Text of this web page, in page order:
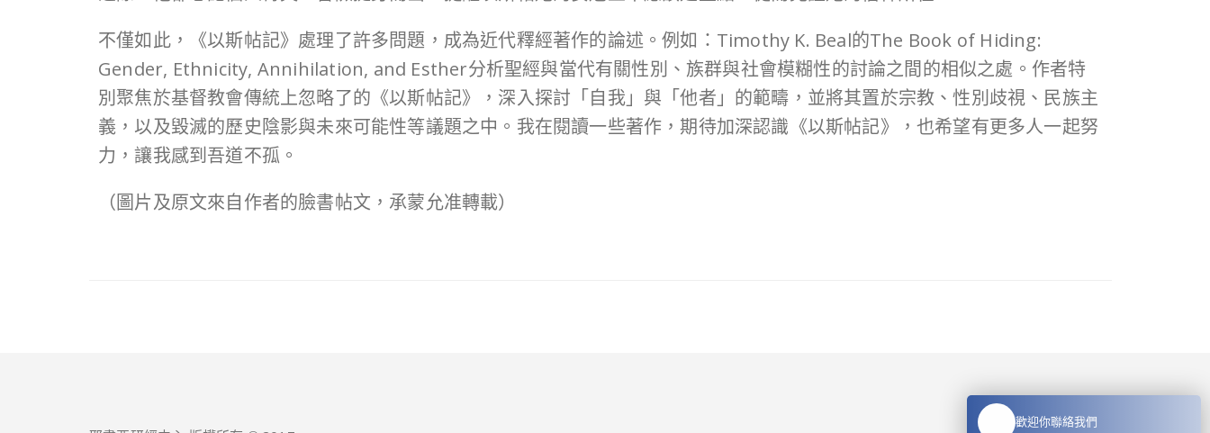
不僅如此，《以斯帖記》處理了許多問題，成為近代釋經著作的論述。例如：Timothy K. Beal的The Book of Hiding:
Gender, Ethnicity, Annihilation, and Esther分析聖經與當代有關性別、族群與社會模糊性的討論之間的相似之處。作者特
別聚焦於基督教會傳統上忽略了的《以斯帖記》，深入探討「自我」與「他者」的範疇，並將其置於宗教、性別歧視、民族主
義，以及毀滅的歷史陰影與未來可能性等議題之中。我在閱讀一些著作，期待加深認識《以斯帖記》，也希望有更多人一起努
力，讓我感到吾道不孤。
（圖片及原文來自作者的臉書帖文，承蒙允准轉載）
歡迎你聯絡我們